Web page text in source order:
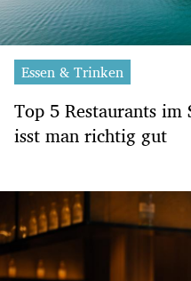
Essen & Trinken
Top 5 Restaurants
isst man richtig gut